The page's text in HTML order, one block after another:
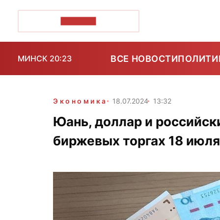
МИНСК 20:23 ВСЕ НОВОСТИ
Экономика 18.07.2024 13:32
Юань, доллар и
биржевых торгах 18 июля